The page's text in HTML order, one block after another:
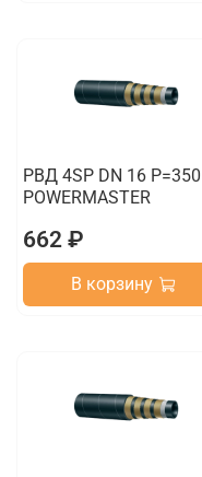
РВД 4SP DN 16 P=350
POWERMASTER
662 ₽
В корзину